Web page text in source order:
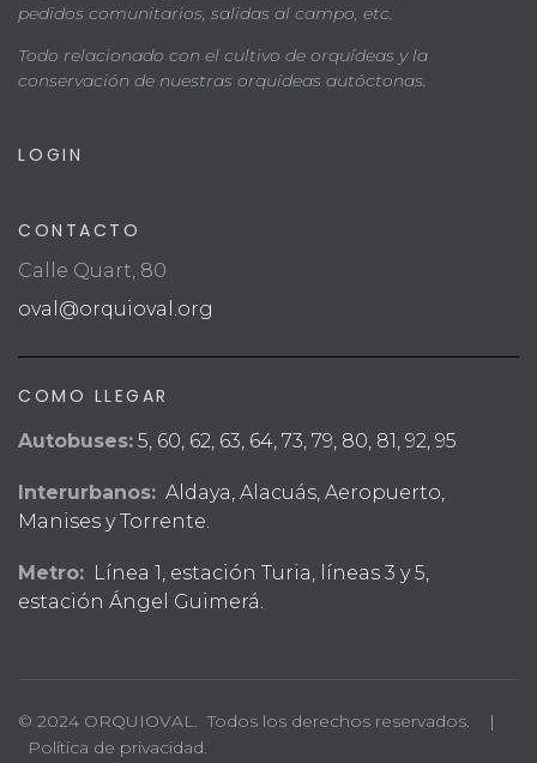
pedidos comunitarios, salidas al campo, etc.
Todo relacionado con el cultivo de orquídeas y la
conservación de nuestras orquídeas autóctonas.
LOGIN
CONTACTO
Calle Quart, 80
oval@orquioval.org
COMO LLEGAR
Autobuses: 5, 60, 62, 63, 64, 73, 79, 80, 81, 92, 95
Interurbanos: Aldaya, Alacuás, Aeropuerto,
Manises y Torrente.
Metro: Línea 1, estación Turia, líneas 3 y 5,
estación Ángel Guimerá.
© 2024 ORQUIOVAL. Todos los derechos reservados. |
Política de privacidad.